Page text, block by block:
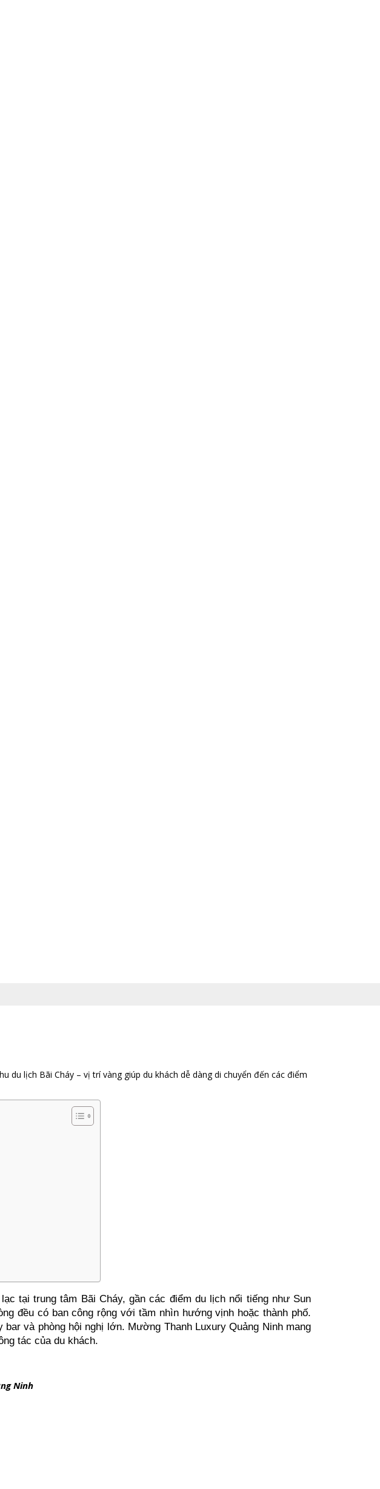
du lịch Bãi Cháy – vị trí vàng giúp du khách dễ dàng di chuyển đến các điểm
tại trung tâm Bãi Cháy, gần các điểm du lịch nổi tiếng như Sun
đều có ban công rộng với tầm nhìn hướng vịnh hoặc thành phố.
và phòng hội nghị lớn. Mường Thanh Luxury Quảng Ninh mang
tác của du khách.
Ninh